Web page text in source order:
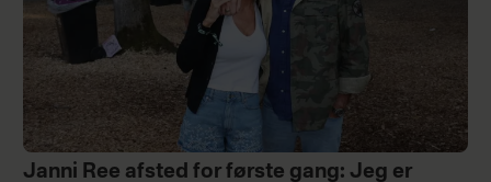
Janni Ree afsted for første gang: Jeg er